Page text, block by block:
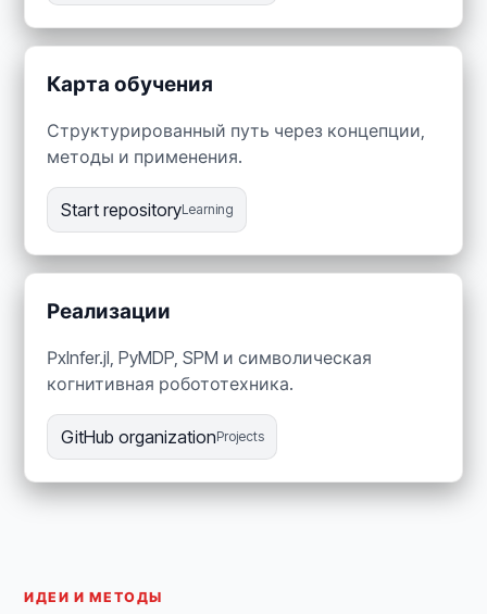
Карта обучения
Структурированный путь через концепции,
методы и применения.
Start repositoryLearning
Реализации
РxInfer.jl, PyMDP, SPM и символическая
когнитивная робототехника.
GitHub organizationProjects
ИДЕИ И МЕТОДЫ